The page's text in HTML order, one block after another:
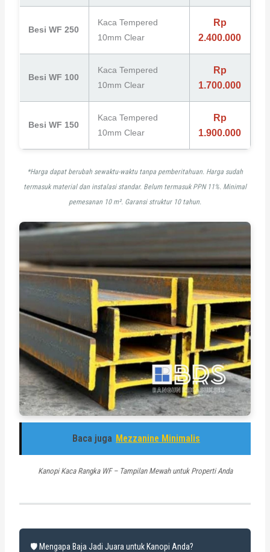
Besi WF 250
Kaca Tempered
10mm Clear
Rp
2.400.000
Besi WF 100
Kaca Tempered
10mm Clear
Rp
1.700.000
Besi WF 150
Kaca Tempered
10mm Clear
Rp
1.900.000
*Harga dapat berubah sewaktu-waktu tanpa pemberitahuan. Harga sudah
termasuk material dan instalasi standar. Belum termasuk PPN 11%. Minimal
pemesanan 10 m². Garansi struktur 10 tahun.
Baca juga Mezzanine Minimalis
Kanopi Kaca Rangka WF – Tampilan Mewah untuk Properti Anda
🛡️ Mengapa Baja Jadi Juara untuk Kanopi Anda?